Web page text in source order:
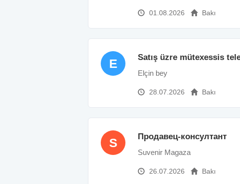
01.08.2026 Bakı
E Satış üzre mütexessis
Elçin bey
28.07.2026 Bakı
S Продавец-консултант
Suvenir Magaza
26.07.2026 Bakı